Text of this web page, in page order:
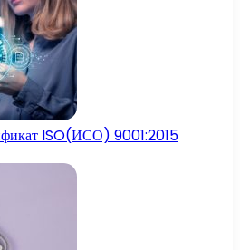
ISO(ИСО) 9001:2015